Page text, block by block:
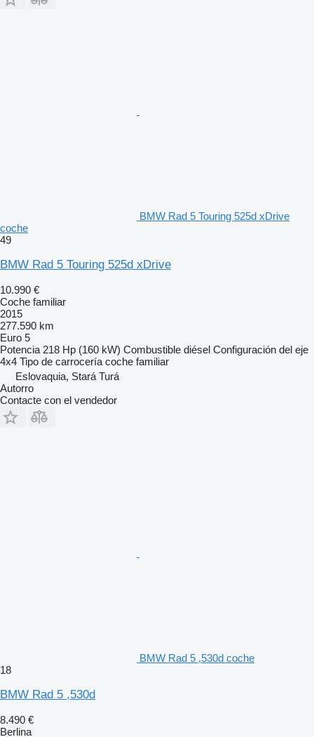
BMW Rad 5 Touring 525d xDrive
coche
49
BMW Rad 5 Touring 525d xDrive
10.990 €
Coche familiar
2015
277.590 km
Euro 5
Potencia 218 Hp (160 kW) Combustible diésel Configuración del eje
4x4 Tipo de carrocería coche familiar
Eslovaquia, Stará Turá
Autorro
Contacte con el vendedor
BMW Rad 5 ,530d coche
18
BMW Rad 5 ,530d
8.490 €
Berlina